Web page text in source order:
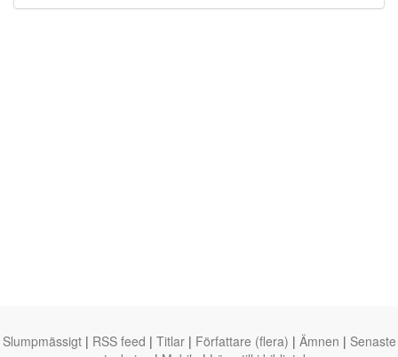
Slumpmässigt | RSS feed | Titlar | Författare (flera) | Ämnen | Senaste